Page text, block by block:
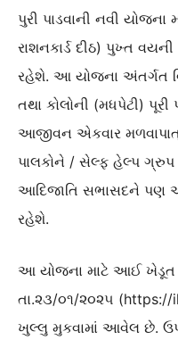
પુરી પાડવાની નવી
રાશનકાર્ડ દીઠ) પુખ્ત
રહેશે. આ યોજના અંતર્ગત
તથા કોલોની (મધપેટી) પૂરી
આજીવન એકવાર
પાલકોને / સેલ્ફ હેલ્પ ગ્રુપ
આદિજાતિ સભાસદને પણ
રહેશે.
આ યોજના માટે આઈ ખેડૂત
તા.૨૩/૦૧/૨૦૨૫ (https://
ખુલ્લુ મુકવામાં આવેલ છે.